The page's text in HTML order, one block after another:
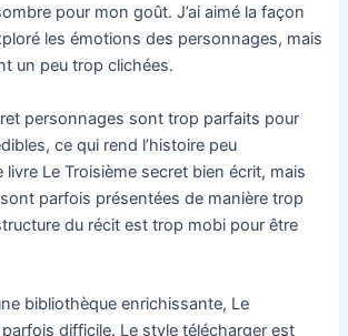
pour mon goût. J’ai aimé la façon
les émotions des personnages, mais
un peu trop clichées.
personnages sont trop parfaits pour
ce qui rend l’histoire peu
Le Troisième secret bien écrit, mais
parfois présentées de manière trop
du récit est trop mobi pour être
bibliothèque enrichissante, Le
difficile. Le style télécharger est